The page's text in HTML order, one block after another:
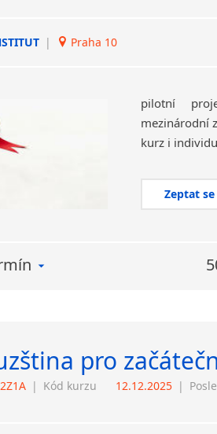
| Praha 10
pilotní
mezinárodní
kurz i
Zeptat
pro
| Kód kurzu 12.12.2025 |